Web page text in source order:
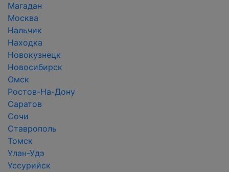
Магадан
Москва
Нальчик
Находка
Новокузнецк
Новосибирск
Омск
Ростов-На-Дону
Саратов
Сочи
Ставрополь
Томск
Улан-Удэ
Уссурийск